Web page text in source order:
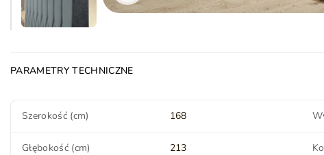
PARAMETRY TECHNICZNE
Szerokość (cm) 168
Głębokość (cm) 213